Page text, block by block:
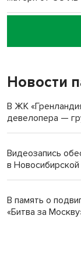
Новосибирский
пенсионерки на
Новости
В ЖК
девелопера —
Видеозапись
в
В память о
«Битва за